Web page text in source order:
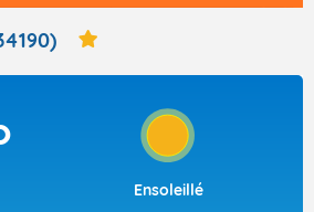
Articles
Ensoleillé